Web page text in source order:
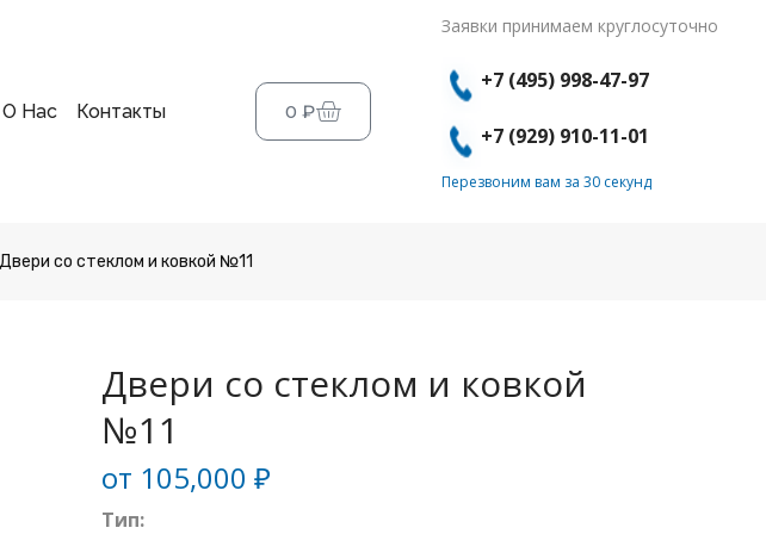
О Нас Контакты 0 ₽
Заявки принимаем круглосуточно
+7 (495) 998-47-97
+7 (929) 910-11-01
Перезвоним вам за 30 секунд
Двери со стеклом и ковкой №11
Двери со стеклом и ковкой
№11
от 105,000 ₽
Тип: